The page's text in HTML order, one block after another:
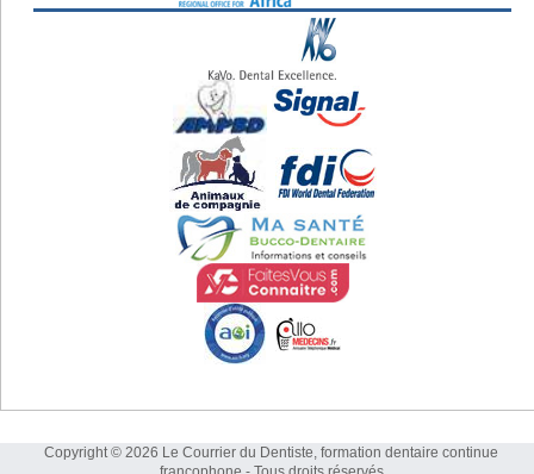
Copyright © 2026 Le Courrier du Dentiste, formation dentaire continue